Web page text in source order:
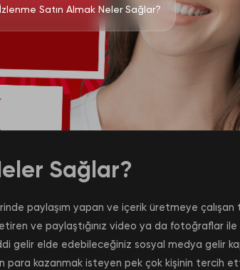
Satın Almak Neler Sağlar?
Sağlar?
paylaşım yapan ve içerik üretmeye çalışan
ve paylaştığınız video ya da fotoğraflar
elde edebileceğiniz sosyal medya gelir
kazanmak isteyen pek çok kişinin tercih